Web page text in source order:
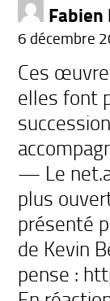
6 décembre
Ces
elles font
— Le
plus
présenté
de Kevin
pense :